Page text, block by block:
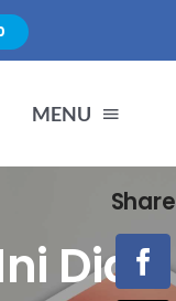
MENU
Dia
Share